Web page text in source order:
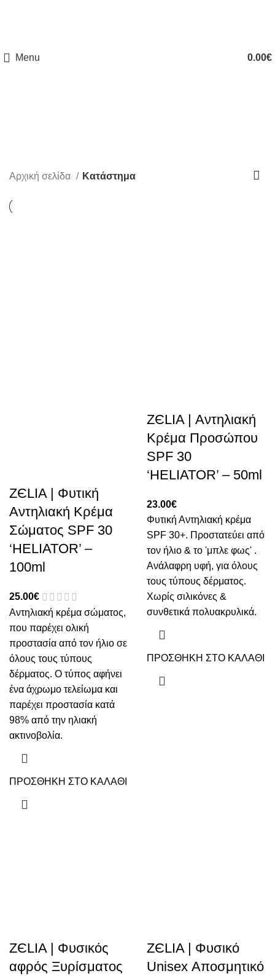
Menu 0.00€
Αρχική σελίδα Κατάστημα
ZЄLIA | Φυτική
Αντηλιακή Κρέμα
Σώματος SPF 30
‘HELIATOR’ –
100ml
25.00€
Αντηλιακή κρέμα σώματος,
που παρέχει ολική
προστασία από τον ήλιο σε
όλους τους τύπους
δέρματος. Ο τύπος αφήνει
ένα άχρωμο τελείωμα και
παρέχει προστασία κατά
98% από την ηλιακή
ακτινοβολία.
ΠΡΟΣΘΗΚΗ ΣΤΟ ΚΑΛΑΘΙ
ZЄLIA | Αντηλιακή
Κρέμα Προσώπου
SPF 30
‘HELIATOR’ – 50ml
23.00€
Φυτική Αντηλιακή κρέμα
SPF 30+. Προστατεύει από
τον ήλιο & το 'μπλε φως' .
Ανάλαφρη υφή, για όλους
τους τύπους δέρματος.
Χωρίς σιλικόνες &
συνθετικά πολυακρυλικά.
ΠΡΟΣΘΗΚΗ ΣΤΟ ΚΑΛΑΘΙ
ZЄLIA | Φυσικός
αφρός Ξυρίσματος
ZЄLIA | Φυσικό
Unisex Αποσμητικό